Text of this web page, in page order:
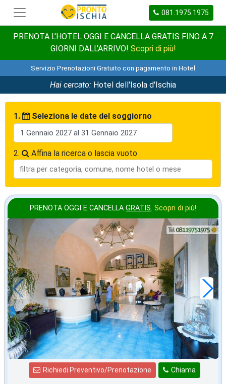
081.1975.1975
PRENOTA L'HOTEL OGGI E CANCELLA GRATIS FINO A 7
GIORNI DALL'ARRIVO! Scopri di più!
Servizio Prenotazioni Gratuito con pagamento in Hotel
Hai cercato: Hotel dell'Isola d'Ischia
1. Seleziona le date del soggiorno
2. Affina la ricerca o lascia vuoto
PRENOTA OGGI E CANCELLA GRATIS. Scopri di più!
gennaio
in offerta da
€86 ,71
a notte
Chiama
Richiedi Preventivo/Prenotazione